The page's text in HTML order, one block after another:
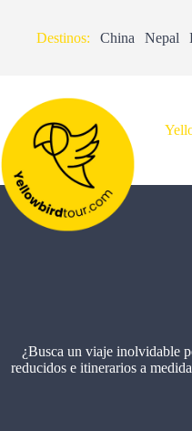
Destinos: China Nepal
¿Busca un viaje inolvidable
reducidos e itinerarios a